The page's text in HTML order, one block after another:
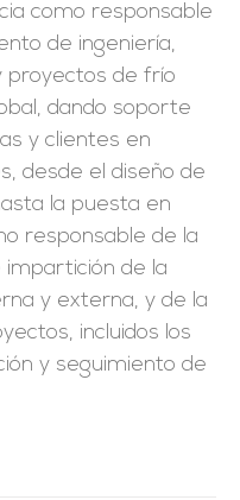
como responsable
de ingeniería,
proyectos de frío
dando soporte
y clientes en
desde el diseño de
la puesta en
responsable de la
impartición de la
y externa, y de la
incluidos los
y seguimiento de